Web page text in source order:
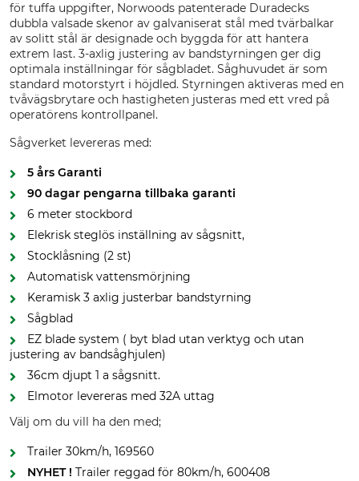
för tuffa uppgifter, Norwoods patenterade Duradecks
dubbla valsade skenor av galvaniserat stål med tvärbalkar
av solitt stål är designade och byggda för att hantera
extrem last. 3-axlig justering av bandstyrningen ger dig
optimala inställningar för sågbladet. Såghuvudet är som
standard motorstyrt i höjdled. Styrningen aktiveras med en
tvåvägsbrytare och hastigheten justeras med ett vred på
operatörens kontrollpanel.
Sågverket levereras med:
5 års Garanti
90 dagar pengarna tillbaka garanti
6 meter stockbord
Elekrisk steglös inställning av sågsnitt,
Stocklåsning (2 st)
Automatisk vattensmörjning
Keramisk 3 axlig justerbar bandstyrning
Sågblad
EZ blade system ( byt blad utan verktyg och utan
justering av bandsåghjulen)
36cm djupt 1 a sågsnitt.
Elmotor levereras med 32A uttag
Välj om du vill ha den med;
Trailer 30km/h, 169560
NYHET ! Trailer reggad för 80km/h, 600408